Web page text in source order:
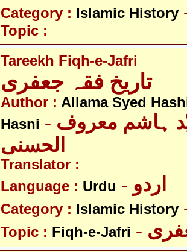
Category : Islamic History
Topic :
Tareekh Fiqh-e-Jafri
تاریخ فقہ جعفری
Author : Allama Syed
Hasni - علامہ سیّد ہاشم معروف
الحسنی
Translator :
Language : Urdu - اردو
Category : Islamic History
Topic : Fiqh-e-Jafri